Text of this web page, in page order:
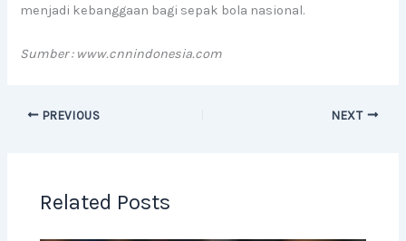
menjadi kebanggaan bagi sepak bola nasional.
Sumber : www.cnnindonesia.com
PREVIOUS NEXT
Related Posts